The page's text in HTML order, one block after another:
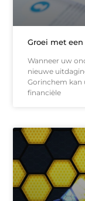
Groei met
Wanneer uw
nieuwe
Gorinchem kan
financiële